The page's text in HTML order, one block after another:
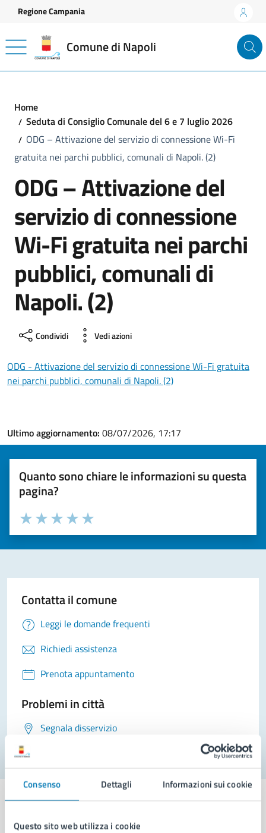
Consenso Dettagli Informazioni sui cookie
Questo sito web utilizza i cookie
Vai ai contenuti
Vai al footer
Regione Campania
Comune di Napoli
Home
Seduta di Consiglio Comunale del 6 e 7 luglio 2026
ODG – Attivazione del servizio di connessione Wi-Fi
gratuita nei parchi pubblici, comunali di Napoli. (2)
ODG – Attivazione del
servizio di connessione
Wi-Fi gratuita nei parchi
pubblici, comunali di
Napoli. (2)
Condividi Vedi azioni
ODG - Attivazione del servizio di connessione Wi-Fi gratuita
nei parchi pubblici, comunali di Napoli. (2)
Ultimo aggiornamento: 08/07/2026, 17:17
Quanto sono chiare le informazioni su questa
pagina?
Valuta la chiarezza delle informazioni (da 1 a 5 stelle)
Seleziona il numero di stelle per valutare la chiarezza delle
Valuta 5 stelle su 5
Valuta 4 stelle su 5
Valuta 3 stelle su 5
Valuta 2 stelle su 5
Valuta 1 stelle su 5
Contatta il comune
Leggi le domande frequenti
Richiedi assistenza
Prenota appuntamento
Problemi in città
Segnala disservizio